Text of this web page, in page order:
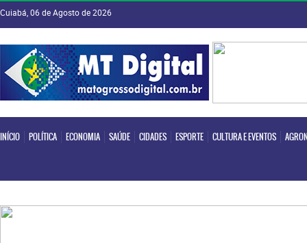
Cuiabá, 06 de Agosto de 2026
INÍCIO POLÍTICA ECONOMIA SAÚDE CIDADES ESPORTE CULTURA E EVENTOS
INÍCIO POLÍTICA ECONOMIA SAÚDE